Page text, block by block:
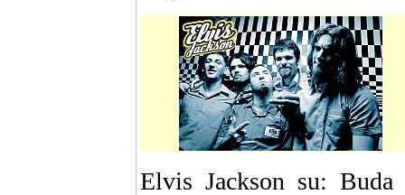
Elvis Jackson su: